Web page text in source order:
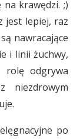
na krawędzi. ;)
jest lepiej, raz
nawracające
i linii żuchwy,
rolę odgrywa
niezdrowym
po